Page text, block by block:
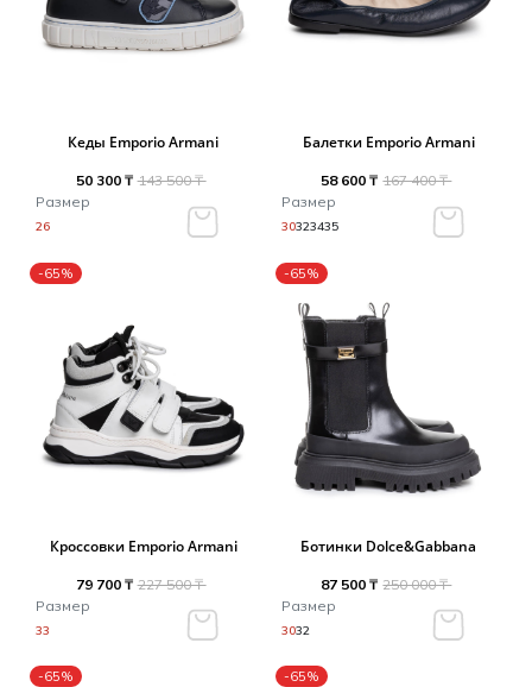
Кеды Emporio Armani
50 300 ₸ 143 500 ₸
Размер
26
Балетки Emporio Armani
58 600 ₸ 167 400 ₸
Размер
30323435
-65%
Кроссовки Emporio Armani
79 700 ₸ 227 500 ₸
Размер
33
-65%
Ботинки Dolce&Gabbana
87 500 ₸ 250 000 ₸
Размер
3032
-65% -65%